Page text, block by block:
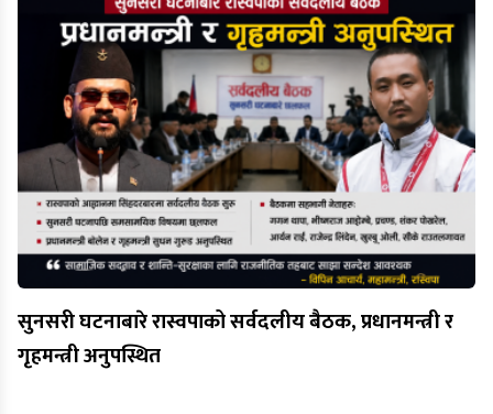
सुनसरी घटनाबारे रास्वपाको सर्वदलीय बैठक, प्रधानमन्त्री र
गृहमन्त्री अनुपस्थित